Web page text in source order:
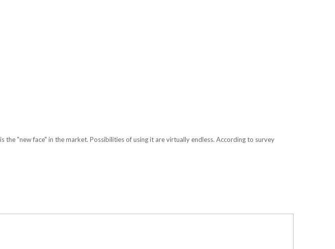
"new face" in the market. Possibilities of using it are virtually endless. According to survey